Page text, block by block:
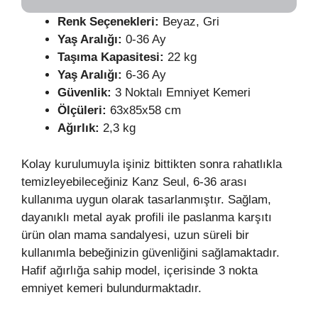
Renk Seçenekleri: Beyaz, Gri
Yaş Aralığı: 0-36 Ay
Taşıma Kapasitesi: 22 kg
Yaş Aralığı: 6-36 Ay
Güvenlik: 3 Noktalı Emniyet Kemeri
Ölçüleri: 63x85x58 cm
Ağırlık: 2,3 kg
Kolay kurulumuyla işiniz bittikten sonra rahatlıkla
temizleyebileceğiniz Kanz Seul, 6-36 arası
kullanıma uygun olarak tasarlanmıştır. Sağlam,
dayanıklı metal ayak profili ile paslanma karşıtı
ürün olan mama sandalyesi, uzun süreli bir
kullanımla bebeğinizin güvenliğini sağlamaktadır.
Hafif ağırlığa sahip model, içerisinde 3 nokta
emniyet kemeri bulundurmaktadır.